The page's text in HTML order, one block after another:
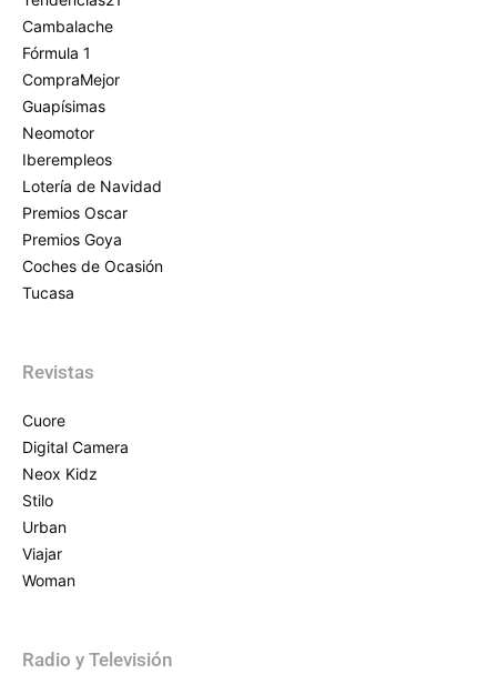
Cambalache
Fórmula 1
CompraMejor
Guapísimas
Neomotor
Iberempleos
Lotería de Navidad
Premios Oscar
Premios Goya
Coches de Ocasión
Tucasa
Revistas
Cuore
Digital Camera
Neox Kidz
Stilo
Urban
Viajar
Woman
Radio y Televisión